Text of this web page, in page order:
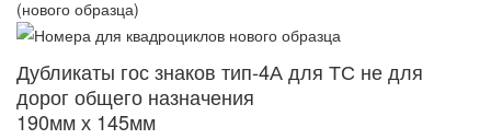
(нового образца)
Дубликаты гос знаков тип-4А для ТС не для
дорог общего назначения
190мм х 145мм